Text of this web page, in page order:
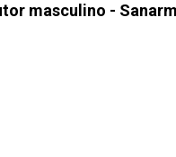
masculino -